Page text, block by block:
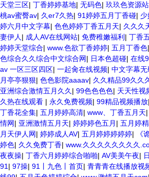
天堂三区| 丁香婷婷基地| 无码色| 玖玖色资源站
桃av蜜臀av| 久er7久热| 91婷婷五月丁香碰|
婷六月中文字幕| 色色婷婷丁香五月天| 久久久
妻伊人 | 成人AV在线网站| 免费稚嫩福利 | 丁香
婷婷天堂综合| www.色欲丁香婷婷| 五月丁香色|
色综合久久综合中文综合网| 日本色超碰| 在线
av 一区三区四区| 一起肏在线视频| 中文字幕
月亭亭狠狠| 色色影院aaaav| 久久精品99久久
亚洲综合激情五月久久 | 99色色色色| 天天性视
久热在线观看 | 永久免费视频| 99精品视频播放|
丁香花全集| 五月婷婷高清| www、丁香五月天|
情网| 亚洲激情五月天| 婷婷婷色五月 | 五月婷
月天伊人网| 婷婷成人AV| 五月婷婷婷婷婷| 《
婷色| 久久免费丁香| www.久久久久久久久久
夜夜操| 丁香六月婷婷综合啪啪| AV美美午夜|
91 | 97操| 91丨九色丨首页| 青青青在线播放视